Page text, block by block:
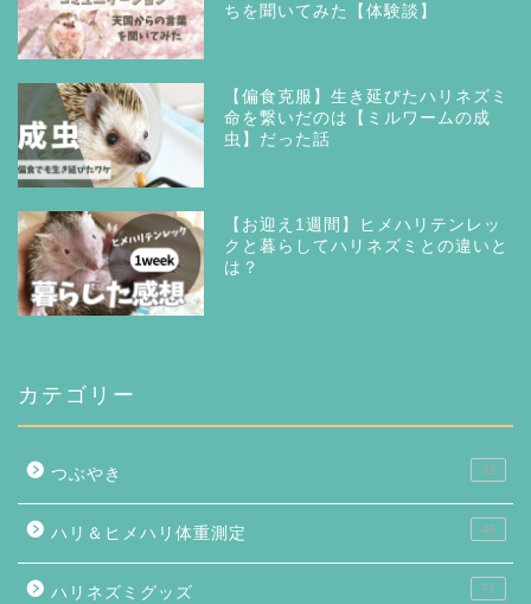
ちを聞いてみた【体験談】
【偏食克服】生き延びたハリネズミ
命を繋いだのは【ミルワームの成
虫】だった話
【お迎え1週間】ヒメハリテンレッ
クと暮らしてハリネズミとの違いと
は？
カテゴリー
つぶやき 33
ハリ＆ヒメハリ体重測定 46
ハリネズミグッズ 71